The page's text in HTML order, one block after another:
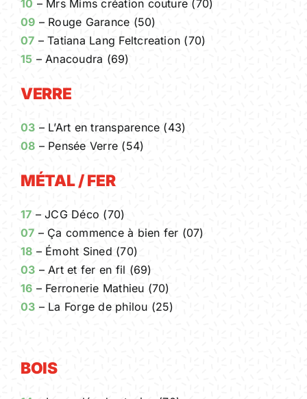
10 – Mrs Mims création couture (70)
09 – Rouge Garance (50)
07 – Tatiana Lang Feltcreation (70)
15 – Anacoudra (69)
VERRE
03 – L’Art en transparence (43)
08 – Pensée Verre (54)
MÉTAL / FER
17 – JCG Déco (70)
07 – Ça commence à bien fer (07)
18 – Émoht Sined (70)
03 – Art et fer en fil (69)
16 – Ferronerie Mathieu (70)
03 – La Forge de philou (25)
BOIS